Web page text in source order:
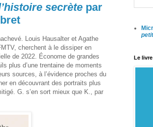
secrète par
Louis Hausalter et Agathe
cherchent à le dissiper en
de 2022. Économe de grandes
plus d’une trentaine de moments
sources, à l’évidence proches du
en découvrant des portraits plus
G. s’en sort mieux que K., par
Le